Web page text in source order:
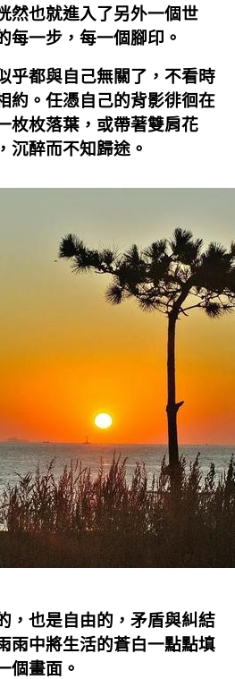
然也就進入了另外一個世
每一步，每一個腳印。
乎都與自己無關了，不看時
約。任憑自己的背影徘徊在
枚枚落葉，或帶著雙肩花
沉醉而不知歸途。
，也是自由的，矛盾與糾結
雨中將生活的蒼白一點點填
個畫面。